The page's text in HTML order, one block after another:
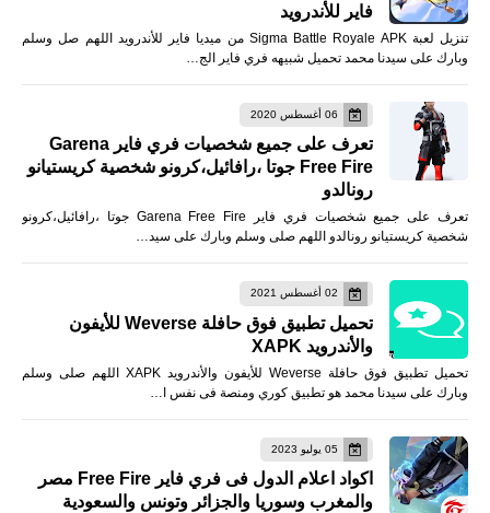
فاير للأندرويد
تنزيل لعبة Sigma Battle Royale APK من ميديا فاير للأندرويد اللهم صل وسلم
وبارك على سيدنا محمد تحميل شبيهه فري فاير الج…
06 أغسطس 2020
تعرف على جميع شخصيات فري فاير Garena
Free Fire جوتا ،رافائيل،كرونو شخصية كريستيانو
رونالدو
تعرف على جميع شخصيات فري فاير Garena Free Fire جوتا ،رافائيل،كرونو
شخصية كريستيانو رونالدو اللهم صلى وسلم وبارك على سيد…
02 أغسطس 2021
تحميل تطبيق فوق حافلة Weverse للأيفون
والأندرويد XAPK
تحميل تطبيق فوق حافلة Weverse للأيفون والأندرويد XAPK اللهم صلى وسلم
وبارك على سيدنا محمد هو تطبيق كوري ومنصة فى نفس ا…
05 يوليو 2023
اكواد اعلام الدول فى فري فاير Free Fire مصر
والمغرب وسوريا والجزائر وتونس والسعودية